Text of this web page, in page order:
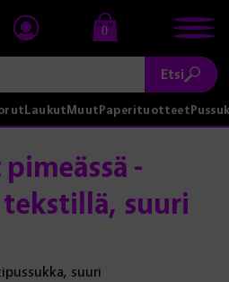
0
Etsi
LaukutMuutPaperituotteet
-
suuri
suuri